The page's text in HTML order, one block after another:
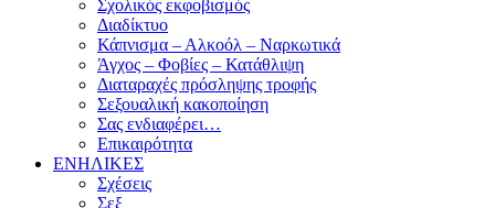
Σχολικός εκφοβισμός
Διαδίκτυο
Κάπνισμα – Αλκοόλ – Ναρκωτικά
Άγχος – Φοβίες – Κατάθλιψη
Διαταραχές πρόσληψης τροφής
Σεξουαλική κακοποίηση
Σας ενδιαφέρει…
Επικαιρότητα
ΕΝΗΛΙΚΕΣ
Σχέσεις
Σεξ